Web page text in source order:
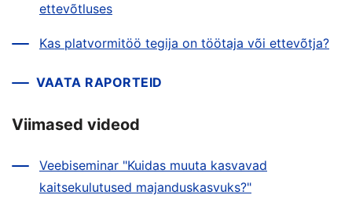
ettevõtluses
Kas platvormitöö tegija on töötaja või ettevõtja?
VAATA RAPORTEID
Viimased videod
Veebiseminar "Kuidas muuta kasvavad
kaitsekulutused majanduskasvuks?"